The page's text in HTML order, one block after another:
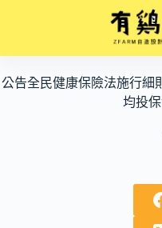
內
公告全民健康保險法施行細
均投